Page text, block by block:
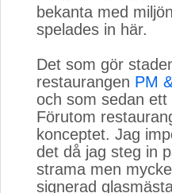
bekanta med
spelades in här.
Det som gör
restaurangen PM
och som sedan
Förutom
konceptet. Jag
det då jag steg in
strama men
signerad